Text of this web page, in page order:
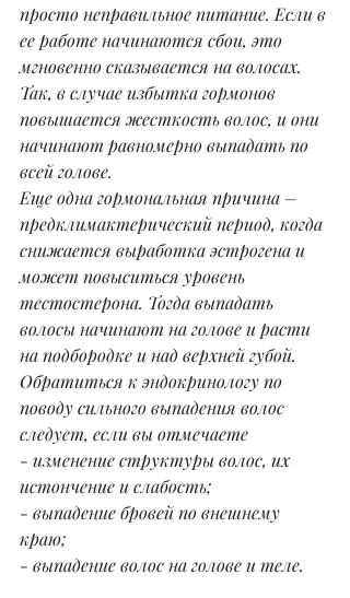
просто неправильное питание. Если в
ее работе начинаются сбои, это
мгновенно сказывается на волосах.
Так, в случае избытка гормонов
повышается жесткость волос, и они
начинают равномерно выпадать по
всей голове.
Еще одна гормональная причина –
предклимактерический период, когда
снижается выработка эстрогена и
может повыситься уровень
тестостерона. Тогда выпадать
волосы начинают на голове и расти
на подбородке и над верхней губой.
Обратиться к эндокринологу по
поводу сильного выпадения волос
следует, если вы отмечаете
- изменение структуры волос, их
истончение и слабость;
- выпадение бровей по внешнему
краю;
- выпадение волос на голове и теле.